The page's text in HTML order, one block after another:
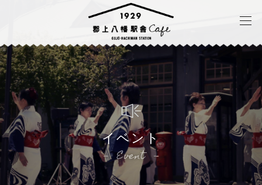
イベント
Event